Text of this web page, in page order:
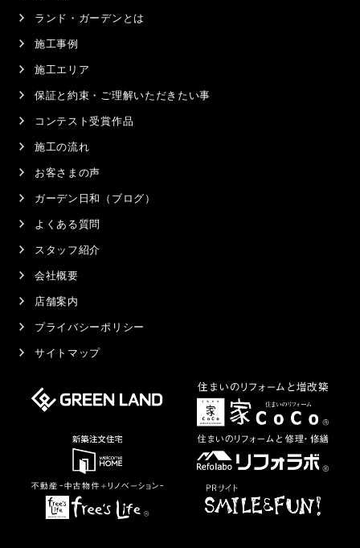
ランド・ガーデンとは
施工事例
施工エリア
保証と約束・ご理解いただきたい事
コンテスト受賞作品
施工の流れ
お客さまの声
ガーデン日和（ブログ）
よくある質問
スタッフ紹介
会社概要
店舗案内
プライバシーポリシー
サイトマップ